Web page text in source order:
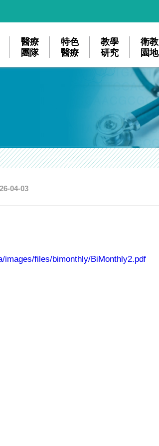
醫療
團隊
特色
醫療
教學
研究
衛教
園地
04-03
images/files/bimonthly/BiMonthly2.pdf